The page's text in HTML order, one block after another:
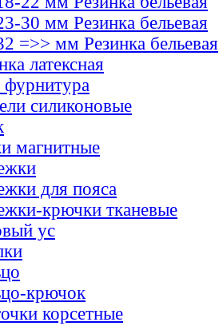
30 мм Резинка бельевая
=>> мм Резинка бельевая
латексная
фурнитура
силиконовые
магнитные
для пояса
крючки тканевые
ус
крючок
корсетные